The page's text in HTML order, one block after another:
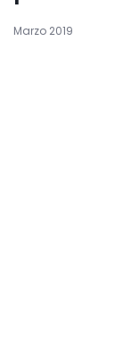
Marzo 2019